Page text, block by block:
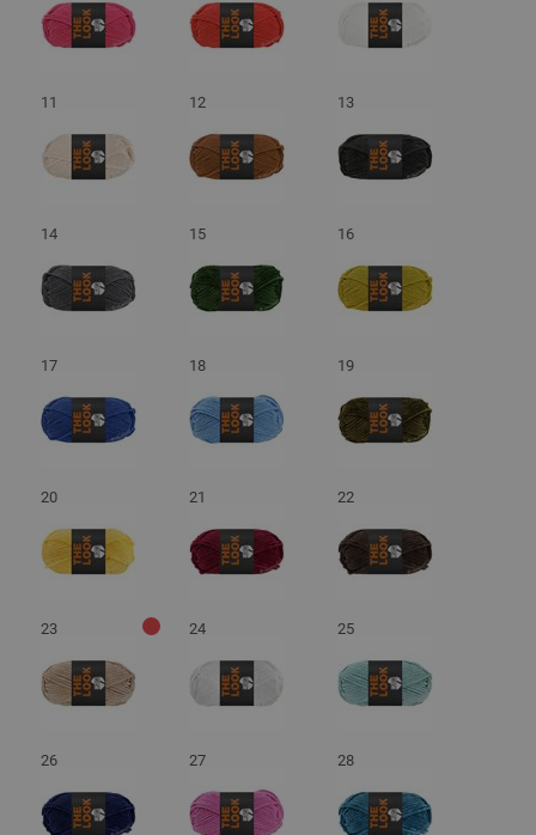
11 12 13
14 15 16
17 18 19
20 21 22
23 24 25
26 27 28